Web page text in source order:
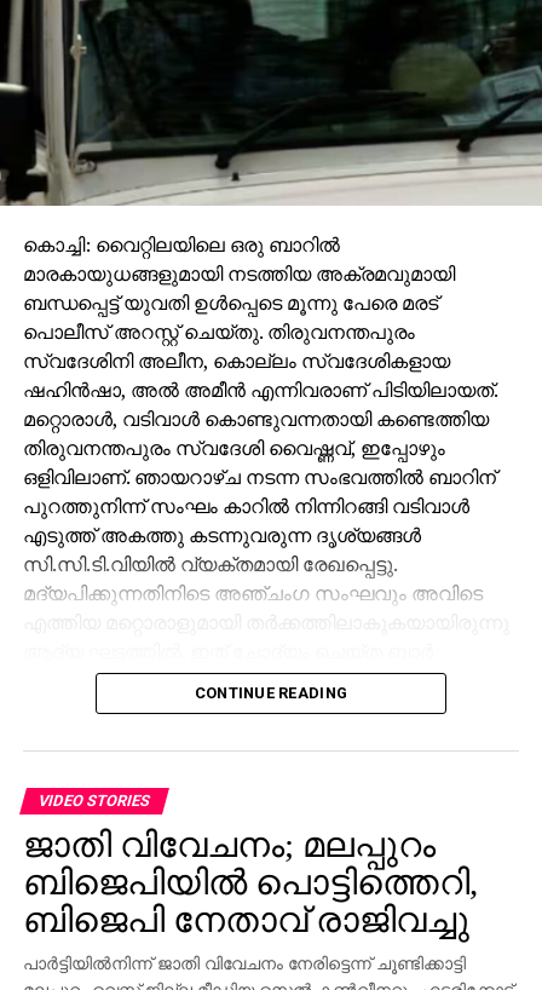
കൊച്ചി: വൈറ്റിലയിലെ ഒരു ബാറില്‍
മാരകായുധങ്ങളുമായി നടത്തിയ അക്രമവുമായി
ബന്ധപ്പെട്ട് യുവതി ഉള്‍പ്പെടെ മൂന്നു പേരെ മരട്
പൊലീസ് അറസ്റ്റ് ചെയ്തു. തിരുവനന്തപുരം
സ്വദേശിനി അലീന, കൊല്ലം സ്വദേശികളായ
ഷഹിന്‍ഷാ, അല്‍ അമീന്‍ എന്നിവരാണ് പിടിയിലായത്.
മറ്റൊരാള്‍, വടിവാള്‍ കൊണ്ടുവന്നതായി കണ്ടെത്തിയ
തിരുവനന്തപുരം സ്വദേശി വൈഷ്ണവ്, ഇപ്പോഴും
ഒളിവിലാണ്. ഞായറാഴ്ച നടന്ന സംഭവത്തില്‍ ബാറിന്
പുറത്തുനിന്ന് സംഘം കാറില്‍ നിന്നിറങ്ങി വടിവാള്‍
എടുത്ത് അകത്തു കടന്നുവരുന്ന ദൃശ്യങ്ങള്‍
സി.സി.ടി.വിയില്‍ വ്യക്തമായി രേഖപ്പെട്ടു.
മദ്യപിക്കുന്നതിനിടെ അഞ്ചംഗ സംഘവും അവിടെ
ജീവനക്കാരുമായി സംഘര്‍ഷം ശക്തമായി. പ്രതികളുടെ
സംഘം ആദ്യം ബാറില്‍ നിന്ന് പുറത്തുപോയെങ്കിലും,
ജീവനക്കാര്‍ക്ക് മര്‍ദനമേല്‍ക്കുകയും അക്രമം
ആവര്‍ത്തിച്ച് അഞ്ചുതവണ വരെ തിരിച്ചെത്തി
ആക്രമണം നടത്തിയതായും ബാര്‍ ഉടമ നല്‍കിയ
പരാതിയില്‍ പറയുന്നു. വിദ്യാഭ്യാസ
ആവശ്യങ്ങള്‍ക്കായി എറണാകുളത്ത് എത്തിയവരാണ്
പ്രതികളെന്ന് പൊലീസ് കണ്ടെത്തിയിട്ടുണ്ട്.
സംഭവത്തില്‍ അലീനയുടെ കൈക്ക് പരുക്കേല്‍ക്കുകയും
CONTINUE READING
VIDEO STORIES
ജാതി വിവേചനം; മലപ്പുറം
ബിജെപിയില്‍ പൊട്ടിത്തെറി,
ബിജെപി നേതാവ് രാജിവച്ചു
പാര്‍ട്ടിയില്‍നിന്ന് ജാതി വിവേചനം നേരിട്ടെന്ന് ചൂണ്ടിക്കാട്ടി